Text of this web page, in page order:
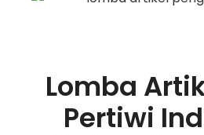
Lomba
Pertiwi